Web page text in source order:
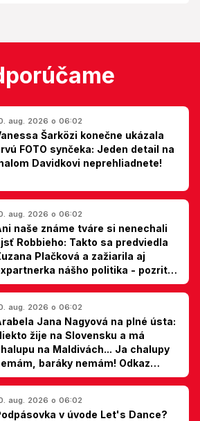
aug. 2026 o 06:02
Šarközi konečne ukázala
FOTO synčeka: Jeden detail na
Davidkovi neprehliadnete!
aug. 2026 o 06:02
naše známe tváre si nenechali
Robbieho: Takto sa predviedla
Plačková a zažiarila aj
nášho politika - pozrite
TOP outfity z Lovestreamu
aug. 2026 o 06:02
Jana Nagyová na plné ústa:
žije na Slovensku a má
na Maldivách... Ja chalupy
baráky nemám! Odkaz
aug. 2026 o 06:02
v úvode Let's Dance?